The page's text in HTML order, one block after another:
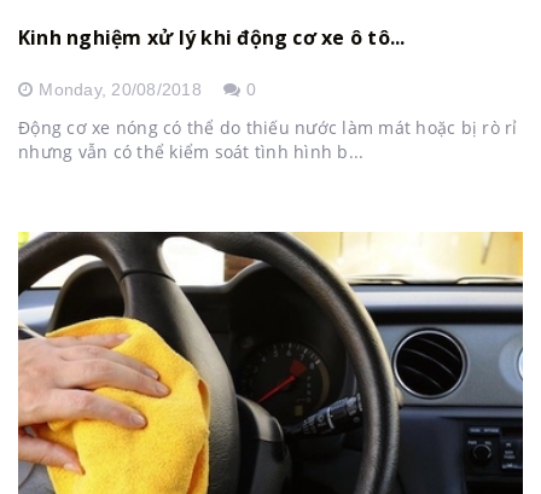
Kinh nghiệm xử lý khi động cơ xe ô tô...
Monday, 20/08/2018 0
Động cơ xe nóng có thể do thiếu nước làm mát hoặc bị rò rỉ
nhưng vẫn có thể kiểm soát tình hình b...